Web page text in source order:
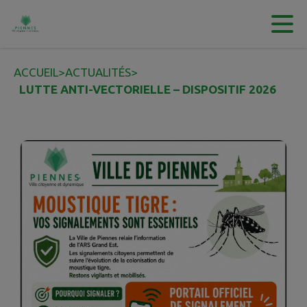
Contenu
ACCUEIL>ACTUALITÉS>
LUTTE ANTI-VECTORIELLE – DISPOSITIF 2026